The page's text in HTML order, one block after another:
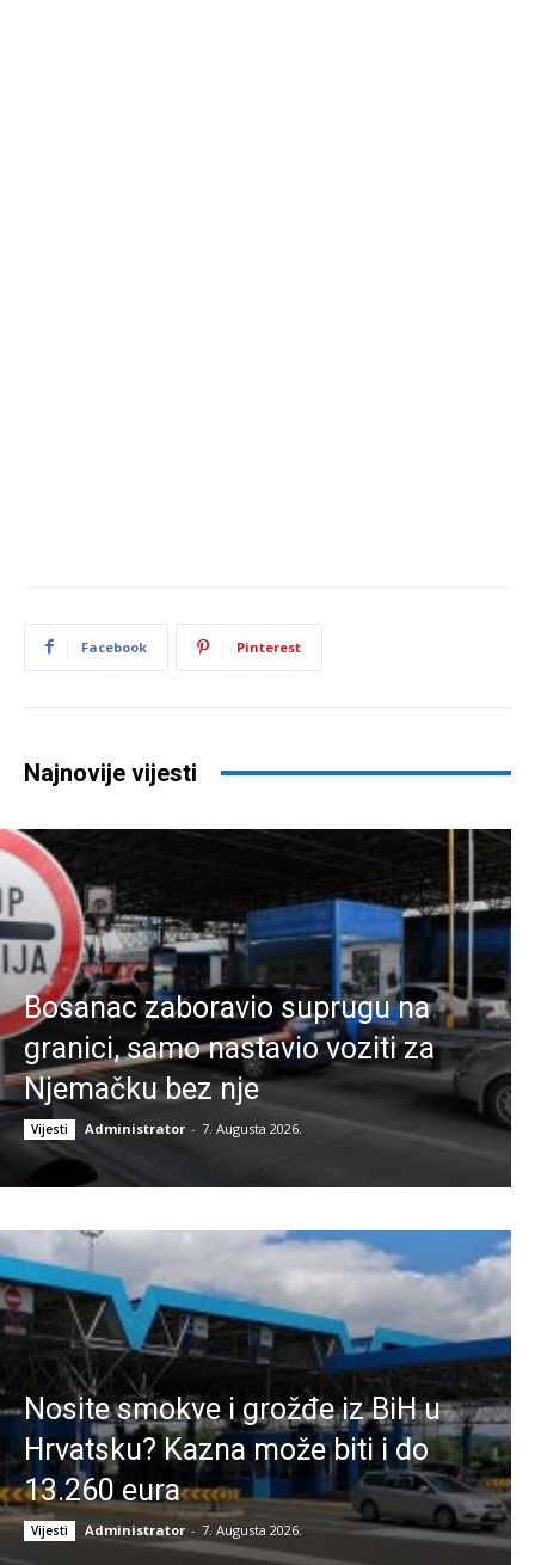
Facebook Pinterest
Najnovije vijesti
Bosanac zaboravio suprugu na
granici, samo nastavio voziti za
Njemačku bez nje
Vijesti Administrator - 7. Augusta 2026.
Nosite smokve i grožđe iz BiH u
Hrvatsku? Kazna može biti i do
13.260 eura
Vijesti Administrator - 7. Augusta 2026.